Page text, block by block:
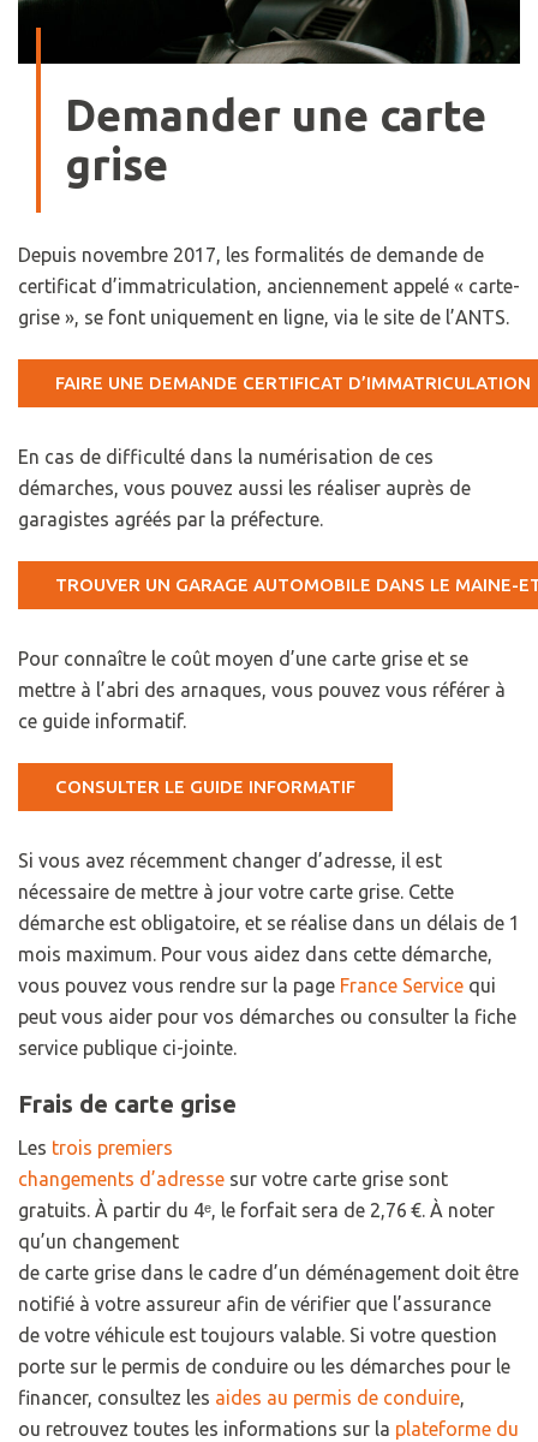
Demander une carte
grise
Depuis novembre 2017, les formalités de demande de
certificat d’immatriculation, anciennement appelé « carte-
grise », se font uniquement en ligne, via le site de l’ANTS.
FAIRE UNE DEMANDE CERTIFICAT D’IMMATRICULATION
En cas de difficulté dans la numérisation de ces
démarches, vous pouvez aussi les réaliser auprès de
garagistes agréés par la préfecture.
TROUVER UN GARAGE AUTOMOBILE DANS LE MAINE-
Pour connaître le coût moyen d’une carte grise et se
mettre à l’abri des arnaques, vous pouvez vous référer à
ce guide informatif.
CONSULTER LE GUIDE INFORMATIF
Si vous avez récemment changer d’adresse, il est
nécessaire de mettre à jour votre carte grise. Cette
démarche est obligatoire, et se réalise dans un délais de 1
mois maximum. Pour vous aidez dans cette démarche,
vous pouvez vous rendre sur la page France Service qui
peut vous aider pour vos démarches ou consulter la fiche
service publique ci-jointe.
Frais de carte grise
Les trois premiers
changements d’adresse sur votre carte grise sont
gratuits. À partir du 4ᵉ, le forfait sera de 2,76 €. À noter
qu’un changement
de carte grise dans le cadre d’un déménagement doit être
notifié à votre assureur afin de vérifier que l’assurance
de votre véhicule est toujours valable. Si votre question
porte sur le permis de conduire ou les démarches pour le
financer, consultez les aides au permis de conduire,
ou retrouvez toutes les informations sur la plateforme du